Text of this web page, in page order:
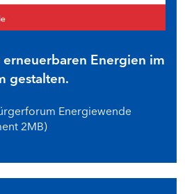
Energien im
gestalten.
Energiewende
2MB)